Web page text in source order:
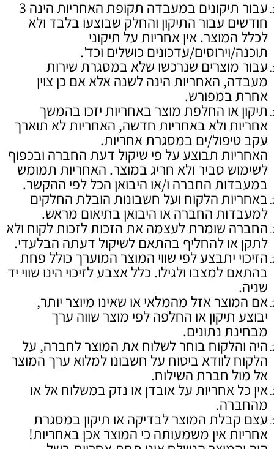
עבור תיקונים במעבדה תקופת האחריות הינה 3
חודשים עבור התיקון והחלק שבוצעו בלבד ולא
לכלל המוצר. אין אחריות על תיקוני
תוכנה/וירוסים/עדכונים כושלים וכד'.
עבור מוצרים שנרכשו שלא במסגרת שירות
מעבדה, האחריות הינה לשנה אלא אם כן צוין
אחרת במפורש.
תיקון או החלפת מוצר באחריות יזכו בהמשך
אחריות ולא באחריות חדשה, האחריות לא תוארך
עקב טיפול/ים במסגרת אחריות.
האחריות תבוצע על פי שיקול דעת החברה ובכפוף
לשימוש סביר ולא חריג במוצר. האחריות תמומש
במעבדות החברה ו/או היבואן הכל לפי ההקשר.
באחריות הלקוח ועל חשבונות הובלת החלקים
למעבדות החברה או היבואן בתיאום מראש.
החברה שומרת לעצמה את הזכות לזכות לקוח ולא
לתקן או להחליף בהתאם לשיקול דעתה הבלעדי.
הזיכוי יתבצע לפי שווי המוצר המוערך כולל פחת
בהתאם למצבו ולגילו. כלל אצבע לזיכוי הינו שווי יד
שניה.
אם המוצר אזל מהמלאי או שאינו מיוצר יותר,
יבוצע תיקון או החלפה לפי מוצר שווה ערך
מבחינת נתונים.
היה והלקוח בוחר לשלוח את המוצר לחברה, על
הלקוח לוודא ביטוח על חשבונו למלוא ערך המוצר
אל מול חברת השילוח.
אין כל אחריות על אובדן או נזק במשלוח אל או
מהחברה.
עצם קבלת המוצר לבדיקה או תיקון במסגרת
אחריות אין משמעותה כי המוצר אכן באחריות!